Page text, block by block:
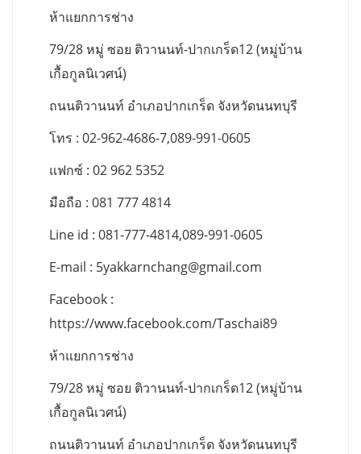
ห้าแยกการช่าง
79/28 หมู่ ซอย ติวานนท์-ปากเกร็ด12 (หมู่บ้าน
เกื้อกูลนิเวศน์)
ถนนติวานนท์ อำเภอปากเกร็ด จังหวัดนนทบุรี
โทร : 02-962-4686-7,089-991-0605
แฟกซ์ : 02 962 5352
มือถือ : 081 777 4814
Line id : 081-777-4814,089-991-0605
E-mail : 5yakkarnchang@gmail.com
Facebook :
https://www.facebook.com/Taschai89
ห้าแยกการช่าง
79/28 หมู่ ซอย ติวานนท์-ปากเกร็ด12 (หมู่บ้าน
เกื้อกูลนิเวศน์)
ถนนติวานนท์ อำเภอปากเกร็ด จังหวัดนนทบุรี